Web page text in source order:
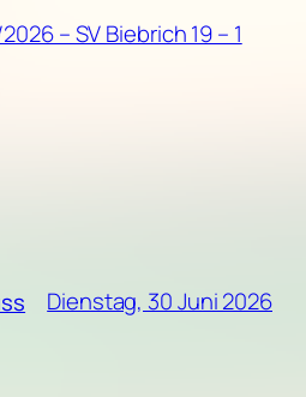
– SV Biebrich 19 – 1
Dienstag, 30 Juni 2026